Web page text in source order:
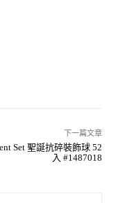
下一篇文章
Set 聖誕抗碎裝飾球 52
入 #1487018